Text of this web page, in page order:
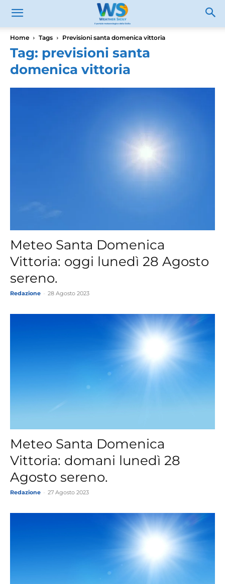
Home Tags Previsioni santa domenica vittoria
Tag: previsioni santa
domenica vittoria
Meteo Santa Domenica
Vittoria: oggi lunedì 28 Agosto
sereno.
Redazione 28 Agosto 2023
Meteo Santa Domenica
Vittoria: domani lunedì 28
Agosto sereno.
Redazione 27 Agosto 2023